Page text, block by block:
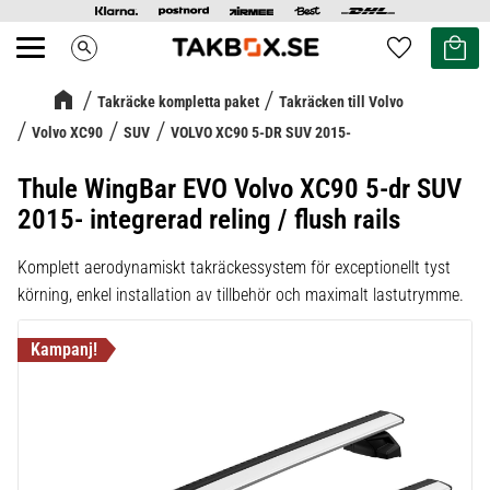
Meny search Favoriter
Kundvagn
Takräcke kompletta paket
Takräcken till Volvo
Volvo XC90
SUV VOLVO XC90 5-DR SUV 2015-
Thule WingBar EVO Volvo XC90 5-dr SUV
2015- integrerad reling / flush rails
Komplett aerodynamiskt takräckessystem för exceptionellt tyst
körning, enkel installation av tillbehör och maximalt lastutrymme.